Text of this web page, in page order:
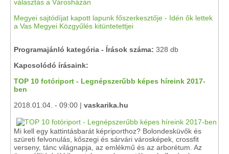
választás a Városházán
Megyei sajtódíjat kapott lapunk főszerkesztője - Idén ők lettek
a Vas Megyei Közgyűlés kitüntetettjei
Programajánló kategória - Írások száma: 328 db
Kapcsolódó írásaink:
TOP 10 fotóriport - Legnépszerűbb képes híreink 2017-
ben
2018.01.04. - 09:00 | vaskarika.hu
Mi kell egy kattintásbarát képriporthoz? Bolondesküvők és
szüreti felvonulás, kőszegi és sárvári városképek, crossfit
verseny, tánc világnapja, az emlékmű és az arborétum. Az